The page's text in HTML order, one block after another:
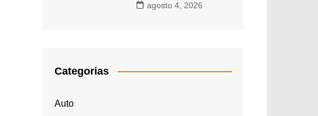
agosto 4, 2026
Categorias
Auto